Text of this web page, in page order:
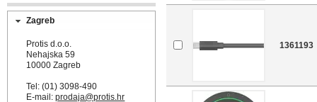
Zagreb
Protis d.o.o.
Nehajska 59
10000 Zagreb
Tel: (01) 3098-490
E-mail:prodaja@protis.hr
1361193